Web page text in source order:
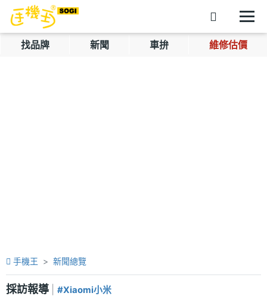
找品牌 新聞 車拚 維修估價
手機王 新聞總覽
採訪報導 #Xiaomi小米